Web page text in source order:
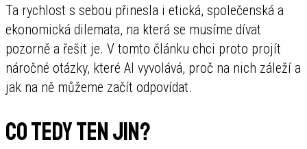
Ta rychlost s sebou přinesla i etická, společenská a
ekonomická dilemata, na která se musíme dívat
pozorně a řešit je. V tomto článku chci proto projít
náročné otázky, které AI vyvolává, proč na nich záleží a
jak na ně můžeme začít odpovídat.
Co tedy ten jin?